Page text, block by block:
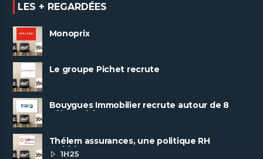
LES + REGARDÉES
Monoprix
Le groupe Pichet recrute
Bouygues Immobilier recrute autour de 8
pôles métiers
Thélem assurances, une politique RH
ambitieuse
1H25